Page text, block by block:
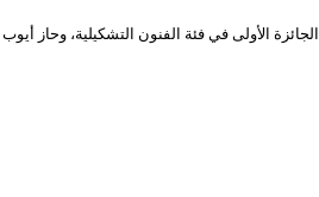
الأولى في فئة الفنون التشكيلية، وحاز أيوب